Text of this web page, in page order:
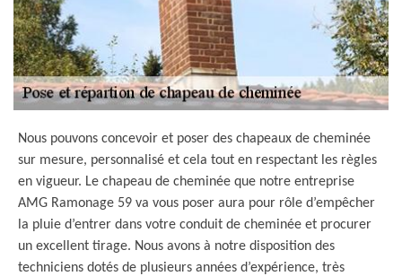
Nous pouvons concevoir et poser des chapeaux de cheminée
sur mesure, personnalisé et cela tout en respectant les règles
en vigueur. Le chapeau de cheminée que notre entreprise
AMG Ramonage 59 va vous poser aura pour rôle d’empêcher
la pluie d’entrer dans votre conduit de cheminée et procurer
un excellent tirage. Nous avons à notre disposition des
techniciens dotés de plusieurs années d’expérience, très